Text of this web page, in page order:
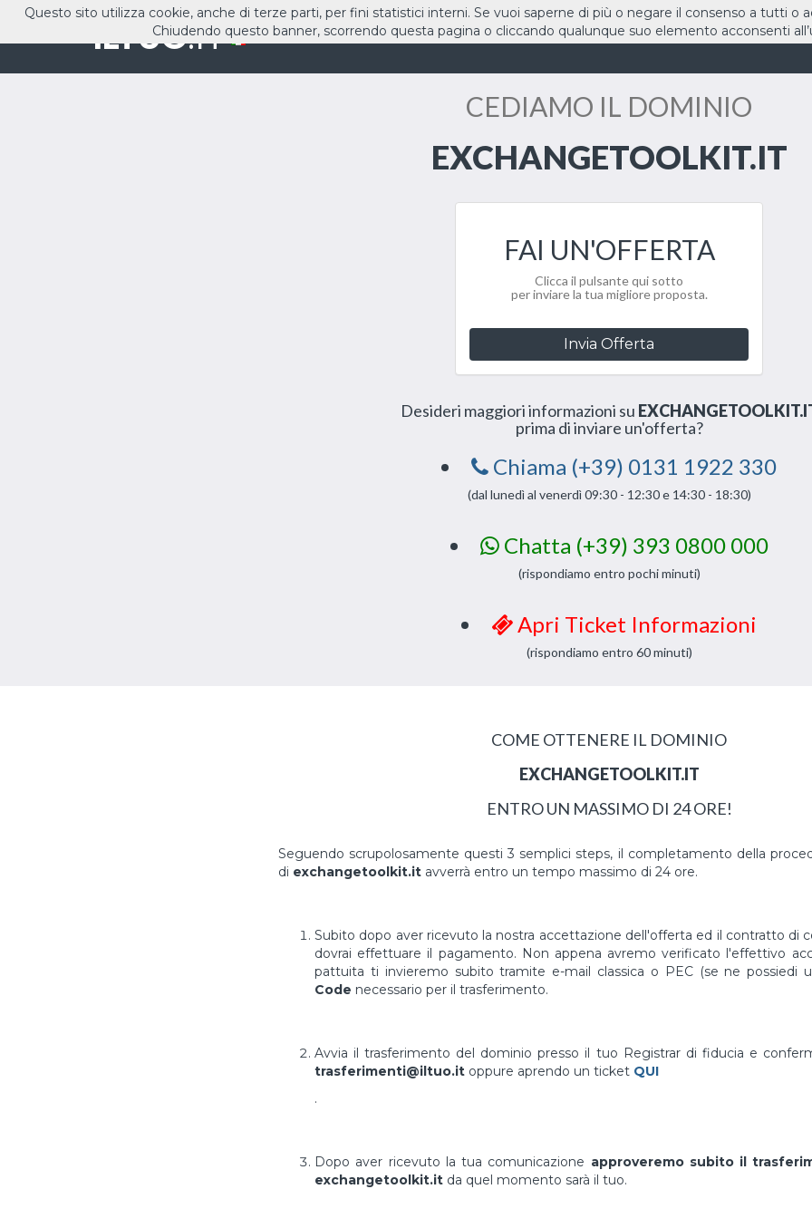
ILTUO.IT HOME DOMINI
CEDIAMO IL DOMINIO
EXCHANGETOOLKIT.IT
FAI UN'OFFERTA
Clicca il pulsante qui sotto
per inviare la tua migliore proposta.
Invia Offerta
Desideri maggiori informazioni su
prima di inviare un'offerta?
Chiama (+39) 0131 1922 330
(dal lunedì al venerdì 09:30 - 12:30 e 14:30 - 18:30)
Chatta (+39) 393 0800 000
(rispondiamo entro pochi minuti)
Apri Ticket Informazioni
(rispondiamo entro 60 minuti)
COME OTTENERE IL DOMINIO
EXCHANGETOOLKIT.IT
ENTRO UN MASSIMO DI 24 ORE!
Seguendo scrupolosamente questi 3 semplici steps, il completamento della
di exchangetoolkit.it avverrà entro un tempo massimo di 24 ore.
Subito dopo aver ricevuto la nostra accettazione dell'offerta ed il contratto di
dovrai effettuare il pagamento. Non appena avremo verificato l'effettivo
pattuita ti invieremo subito tramite e-mail classica o PEC (se ne possiedi
Code necessario per il trasferimento.
Avvia il trasferimento del dominio presso il tuo Registrar di fiducia e
trasferimenti@iltuo.it oppure aprendo un ticket QUI
.
Dopo aver ricevuto la tua comunicazione approveremo subito il
exchangetoolkit.it da quel momento sarà il tuo.
Questo sito utilizza cookie, anche di terze parti, per fini statistici interni. Se vuoi saperne di più o negare il consenso a tutti o
Chiudendo questo banner, scorrendo questa pagina o cliccando qualunque suo elemento acconsenti